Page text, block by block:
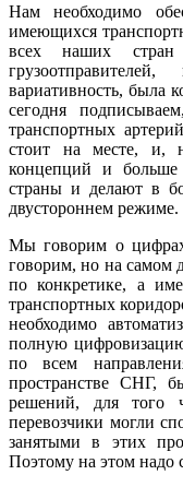
Нам необходимо
имеющихся
всех наших
вариативность, была
сегодня
транспортных
стоит на месте, и,
концепций и больше
страны и делают в
двустороннем режиме.
Мы говорим о
говорим, но на самом
по конкретике, а
транспортных
необходимо
полную
по всем
пространстве СНГ,
решений, для того
перевозчики могли
занятыми в этих
Поэтому на этом надо